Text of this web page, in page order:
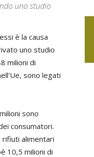
uno studio
è la causa
uno studio
milioni di
sono legati
sono
consumatori.
alimentari
10,5 milioni di